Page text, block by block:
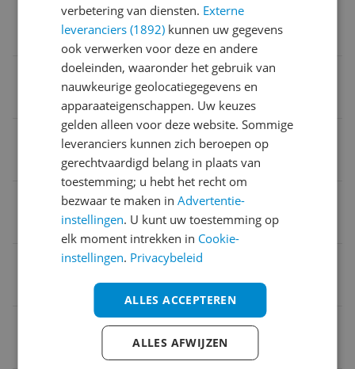
Aantal compartimenten
Met ventilatie
Verpakking hoogte
Inclusief deksel
In elkaar te stapelen
Aantal consumenteneenheden (CE)
verbetering van diensten. Externe
leveranciers (1892) kunnen uw gegevens
ook verwerken voor deze en andere
doeleinden, waaronder het gebruik van
nauwkeurige geolocatiegegevens en
apparaateigenschappen. Uw keuzes
gelden alleen voor deze website. Sommige
leveranciers kunnen zich beroepen op
gerechtvaardigd belang in plaats van
toestemming; u hebt het recht om
bezwaar te maken inAdvertentie-
instellingen. U kunt uw toestemming op
elk moment intrekken in Cookie-
instellingen. Privacybeleid
ALLES ACCEPTEREN
ALLES AFWIJZEN